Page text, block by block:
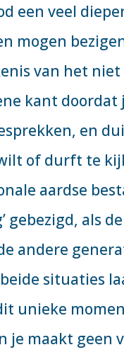
een veel
mogen
van het niet
kant
en
of durft te
aardse
gebezigd, als
andere
situaties
unieke
je maakt geen